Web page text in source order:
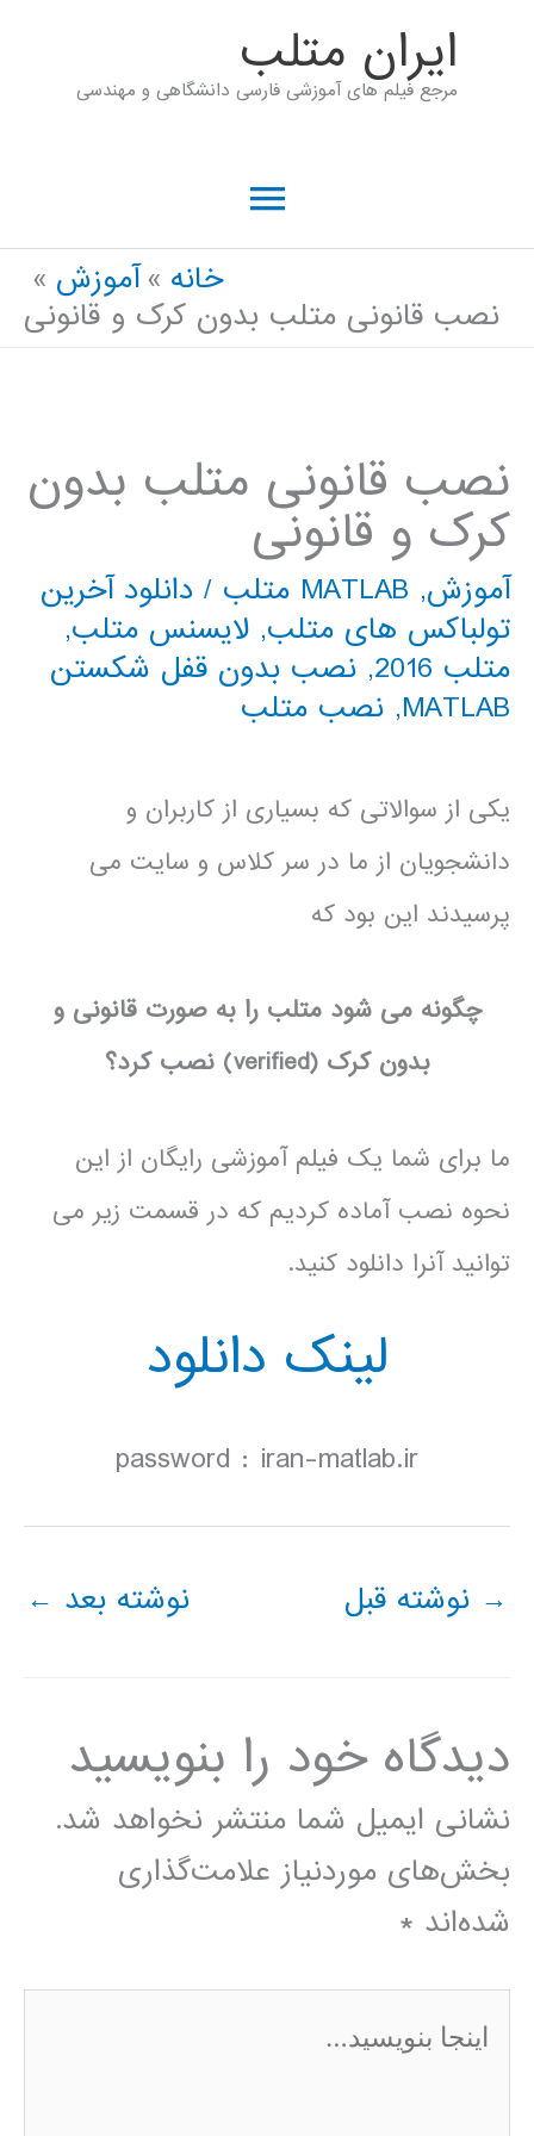
ايران متلب
مرجع فیلم های آموزشی فارسی دانشگاهی و مهندسی
فهرست
اصلی
خانه
آموزش
نصب قانونی متلب بدون کرک و قانونی
نصب قانونی متلب بدون
کرک و قانونی
آموزش, MATLAB متلب / دانلود آخرین
تولباکس های متلب, لایسنس متلب,
متلب 2016
, نصب بدون قفل شکستن
MATLAB
, نصب متلب
یکی از سوالاتی که بسیاری از کاربران و
دانشجویان از ما در سر کلاس و سایت می
پرسیدند این بود که
چگونه می شود متلب را به صورت قانونی و
بدون کرک (verified) نصب کرد؟
ما برای شما یک فیلم آموزشی رایگان از این
نحوه نصب آماده کردیم که در قسمت زیر می
توانید آنرا دانلود کنید.
لینک دانلود
password : iran-matlab.ir
→ نوشته قبل نوشته بعد ←
دیدگاه‌ خود را بنویسید
نشانی ایمیل شما منتشر نخواهد شد.
بخش‌های موردنیاز علامت‌گذاری
شده‌اند *
اینجا
بنویسید…